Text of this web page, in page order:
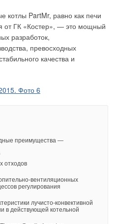
котлы PartMr, равно как печи
от ГК «Костер», — это мощный
разработок,
превосходных
качества и
преимущества —
отходов
вентиляционных
регулирования
лучисто-конвективной
в действующей котельной
преобразования
и тепло и поэлементный её
технические и
компонент
необходимые объёмы
ИГАЭС (ВЭУ, воздушных
газгольдеров высокого
аппаратуры,
и турбинного типа,
преобразования и
и пр.), и проведён анализ
и оценки возможных потерь
в целом [4-6].